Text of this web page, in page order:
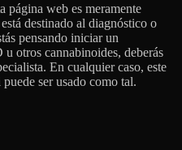
página web es meramente
destinado al diagnóstico o
pensando iniciar un
otros cannabinoides, deberás
En cualquier caso, este
ser usado como tal.